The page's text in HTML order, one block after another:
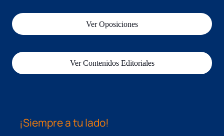
Ver Oposiciones
Ver Contenidos Editoriales
¡Siempre a tu lado!